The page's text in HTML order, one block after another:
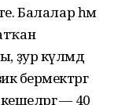
Балалар һәм
күләмдә
берәмектәргә
— 40